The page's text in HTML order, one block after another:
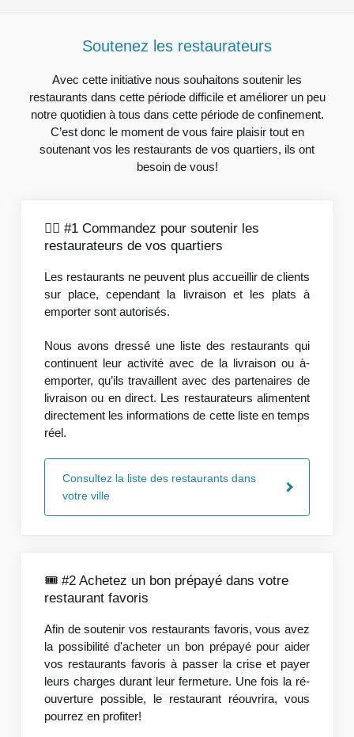
Soutenez les restaurateurs
Avec cette initiative nous souhaitons soutenir les
restaurants dans cette période difficile et améliorer un peu
notre quotidien à tous dans cette période de confinement.
C’est donc le moment de vous faire plaisir tout en
soutenant vos les restaurants de vos quartiers, ils ont
besoin de vous!
🚴‍♂️ #1 Commandez pour soutenir les
restaurateurs de vos quartiers
Les restaurants ne peuvent plus accueillir de clients
sur place, cependant la livraison et les plats à
emporter sont autorisés.
Nous avons dressé une liste des restaurants qui
continuent leur activité avec de la livraison ou à-
emporter, qu’ils travaillent avec des partenaires de
livraison ou en direct. Les restaurateurs alimentent
directement les informations de cette liste en temps
réel.
Consultez la liste des restaurants dans
votre ville
🎟️ #2 Achetez un bon prépayé dans votre
restaurant favoris
Afin de soutenir vos restaurants favoris, vous avez
la possibilité d'acheter un bon prépayé pour aider
vos restaurants favoris à passer la crise et payer
leurs charges durant leur fermeture. Une fois la ré-
ouverture possible, le restaurant réouvrira, vous
pourrez en profiter!